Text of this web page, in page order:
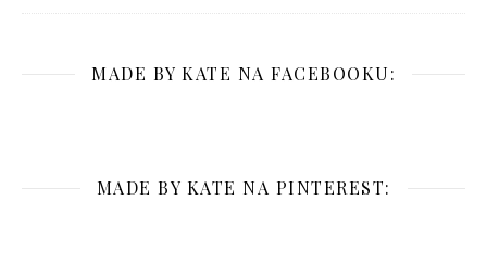
MADE BY KATE NA FACEBOOKU:
MADE BY KATE NA PINTEREST: